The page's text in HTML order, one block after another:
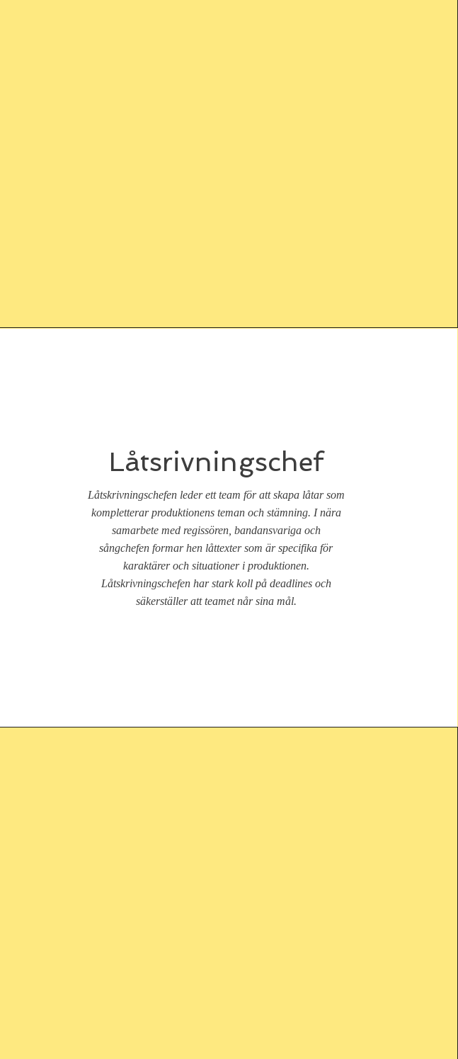
Låtsrivningschef
Låtskrivningschefen leder ett team för att skapa låtar som
kompletterar produktionens teman och stämning. I nära
samarbete med regissören, bandansvariga och
sångchefen formar hen låttexter som är specifika för
karaktärer och situationer i produktionen.
Låtskrivningschefen har stark koll på deadlines och
säkerställer att teamet når sina mål.